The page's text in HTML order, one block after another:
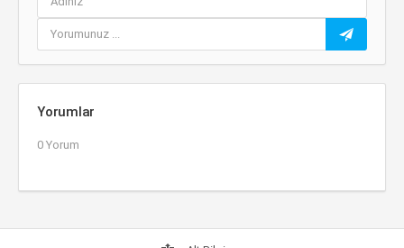
Yorumlar
0 Yorum